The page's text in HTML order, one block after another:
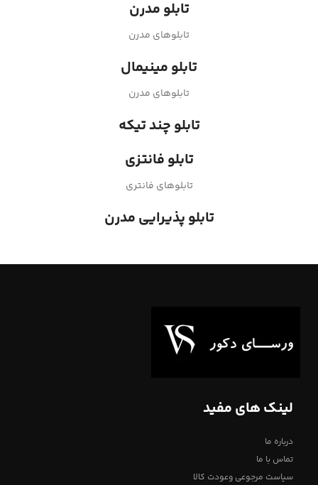
تابلو مدرن
تابلوهای مدرن
تابلو مینیمال
تابلوهای مدرن
تابلو چند تیکه
تابلو فانتزی
تابلوهای فانتری
تابلو پذیرایی مدرن
لینک های مفید
درباره ما
تماس با ما
سیاست مرجوعی وعودت کالا